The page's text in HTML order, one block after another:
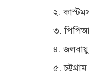
২.
৩.
৪. জলবায়ু
৫.